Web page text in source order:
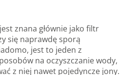
znana głównie jako filtr
się naprawdę sporą
jest to jeden z
na oczyszczanie wody,
z niej nawet pojedyncze jony.